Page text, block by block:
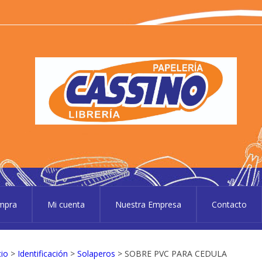
Mi cuenta Nuestra Empresa Contacto
> Identificación > Solaperos > SOBRE PVC PARA CEDULA